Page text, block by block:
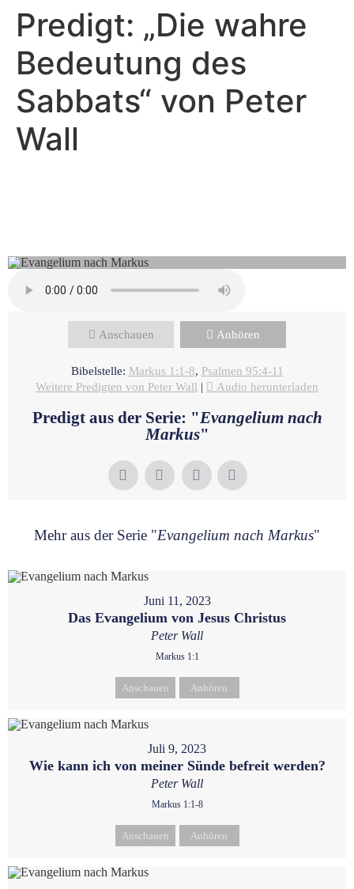
Zum
Inhalt
wechseln
Predigt: „Die wahre
Bedeutung des
Sabbats“ von Peter
Wall
Anschauen Anhören
Bibelstelle: Markus 1:1-8, Psalmen 95:4-11
Weitere Predigten von Peter Wall | Audio herunterladen
Predigt aus der Serie: "Evangelium nach
Markus"
Mehr aus der Serie "Evangelium nach Markus"
Juni 11, 2023
Das Evangelium von Jesus Christus
Peter Wall
Markus 1:1
Anschauen Anhören
Juli 9, 2023
Wie kann ich von meiner Sünde befreit werden?
Peter Wall
Markus 1:1-8
Anschauen Anhören